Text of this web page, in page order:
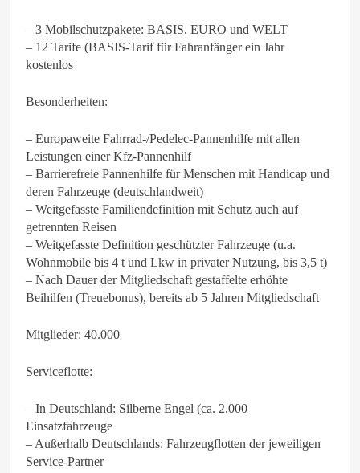
– 3 Mobilschutzpakete: BASIS, EURO und WELT
– 12 Tarife (BASIS-Tarif für Fahranfänger ein Jahr
kostenlos
Besonderheiten:
– Europaweite Fahrrad-/Pedelec-Pannenhilfe mit allen
Leistungen einer Kfz-Pannenhilf
– Barrierefreie Pannenhilfe für Menschen mit Handicap und
deren Fahrzeuge (deutschlandweit)
– Weitgefasste Familiendefinition mit Schutz auch auf
getrennten Reisen
– Weitgefasste Definition geschützter Fahrzeuge (u.a.
Wohnmobile bis 4 t und Lkw in privater Nutzung, bis 3,5 t)
– Nach Dauer der Mitgliedschaft gestaffelte erhöhte
Beihilfen (Treuebonus), bereits ab 5 Jahren Mitgliedschaft
Mitglieder: 40.000
Serviceflotte:
– In Deutschland: Silberne Engel (ca. 2.000
Einsatzfahrzeuge
– Außerhalb Deutschlands: Fahrzeugflotten der jeweiligen
Service-Partner